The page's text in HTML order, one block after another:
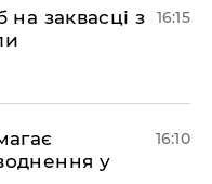
на заквасці з
16:15
у
16:10